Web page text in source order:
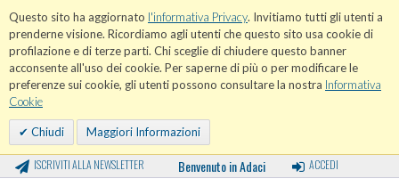
Questo sito ha aggiornato l'informativa Privacy. Invitiamo tutti gli utenti a
prenderne visione. Ricordiamo agli utenti che questo sito usa cookie di
profilazione e di terze parti. Chi sceglie di chiudere questo banner
acconsente all'uso dei cookie. Per saperne di più o per modificare le
preferenze sui cookie, gli utenti possono consultare la nostra Informativa
Cookie
Chiudi Maggiori Informazioni
ISCRIVITI ALLA NEWSLETTER Benvenuto in Adaci ACCEDI